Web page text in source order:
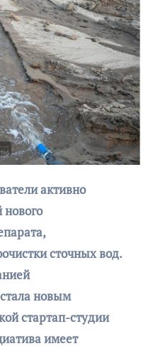
нового
сточных вод.
новым
стартап-студии
имеет